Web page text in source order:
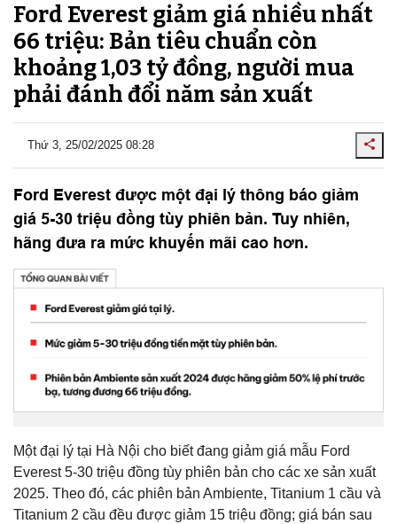
Ford Everest giảm giá nhiều nhất
66 triệu: Bản tiêu chuẩn còn
khoảng 1,03 tỷ đồng, người mua
phải đánh đổi năm sản xuất
Thứ 3, 25/02/2025 08:28
Ford Everest được một đại lý thông báo giảm
giá 5-30 triệu đồng tùy phiên bản. Tuy nhiên,
hãng đưa ra mức khuyến mãi cao hơn.
Một đại lý tại Hà Nội cho biết đang giảm giá mẫu Ford
Everest 5-30 triệu đồng tùy phiên bản cho các xe sản xuất
2025. Theo đó, các phiên bản Ambiente, Titanium 1 cầu và
Titanium 2 cầu đều được giảm 15 triệu đồng; giá bán sau